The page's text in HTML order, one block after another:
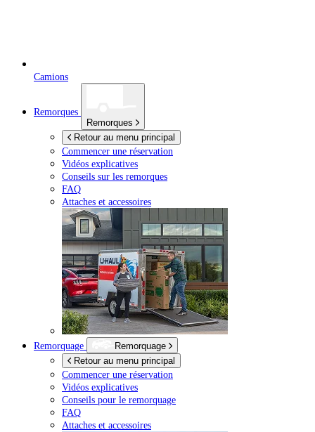
Camions
Remorques
Remorques
Retour au menu principal
Commencer une réservation
Vidéos explicatives
Conseils sur les remorques
FAQ
Attaches et accessoires
Remorquage
Remorquage
Retour au menu principal
Commencer une réservation
Vidéos explicatives
Conseils pour le remorquage
FAQ
Attaches et accessoires